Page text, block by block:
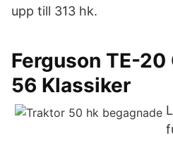
upp till 313 hk.
Ferguson TE-20
56 Klassiker